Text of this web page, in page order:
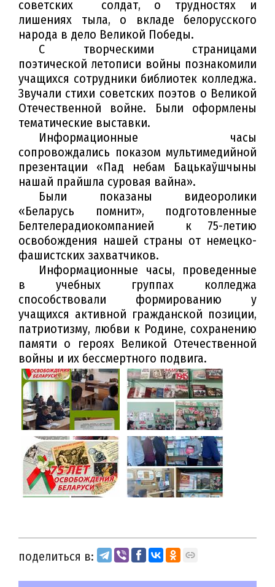
советских солдат, о трудностях и
лишениях тыла, о вкладе белорусского
народа в дело Великой Победы.
С творческими страницами
поэтической летописи войны познакомили
учащихся сотрудники библиотек колледжа.
Звучали стихи советских поэтов о Великой
Отечественной войне. Были оформлены
тематические выставки.
Информационные часы
сопровождались показом мультимедийной
презентации «Пад небам Бацькаўшчыны
нашай прайшла суровая вайна».
Были показаны видеоролики
«Беларусь помнит», подготовленные
Белтелерадиокомпанией к 75-летию
освобождения нашей страны от немецко-
фашистских захватчиков.
Информационные часы, проведенные
в учебных группах колледжа
способствовали формированию у
учащихся активной гражданской позиции,
патриотизму, любви к Родине, сохранению
памяти о героях Великой Отечественной
войны и их бессмертного подвига.
поделиться в: